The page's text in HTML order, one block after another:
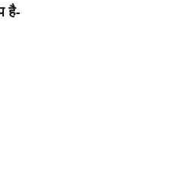
है-